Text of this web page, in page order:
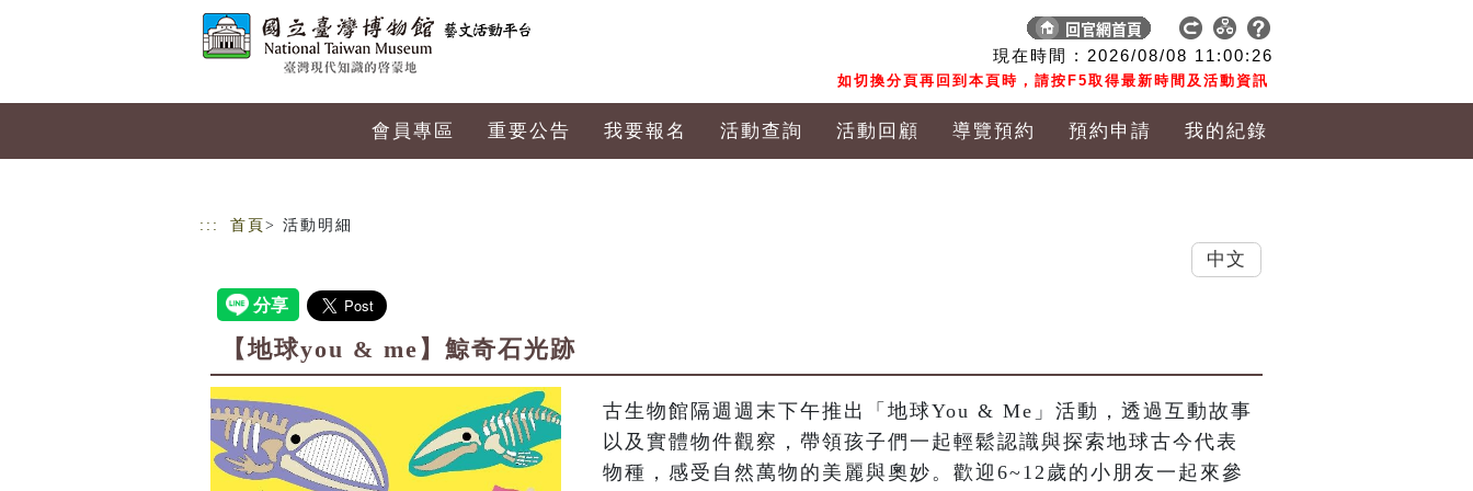
現在時間 : 2026/08/08 11:00:27
如切換分頁再回到本頁時，請按F5取得最新時間及活動資訊
會員專區 重要公告 我要報名 活動查詢 活動回顧 導覽預約 預約申請 我的紀錄
::: 首頁 > 活動明細
【地球you & me】鯨奇石光跡
古生物館隔週週末下午推出「地球You & Me」活動，透過互動故事
以及實體物件觀察，帶領孩子們一起輕鬆認識與探索地球古今代表
物種，感受自然萬物的美麗與奧妙。歡迎6~12歲的小朋友一起來參